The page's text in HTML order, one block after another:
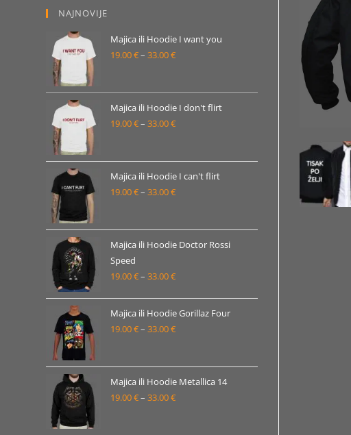
NAJNOVIJE
Majica ili Hoodie I want you
19.00€– 33.00€Raspon
od
19.00 €
do
Majica ili Hoodie I don't flirt
19.00€– 33.00€Raspon
od
19.00 €
do
Majica ili Hoodie I can't flirt
19.00€– 33.00€Raspon
od
19.00 €
33.00 €
Majica ili Hoodie Doctor Rossi
Speed
19.00€– 33.00€Raspon
od
19.00 €
Majica ili Hoodie Gorillaz Four
19.00€– 33.00€Raspon
od
19.00 €
do
Majica ili Hoodie Metallica 14
19.00€– 33.00€Raspon
od